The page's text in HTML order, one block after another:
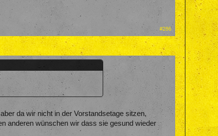
#286
da wir nicht in der Vorstandsetage sitzen,
anderen wünschen wir dass sie gesund wieder